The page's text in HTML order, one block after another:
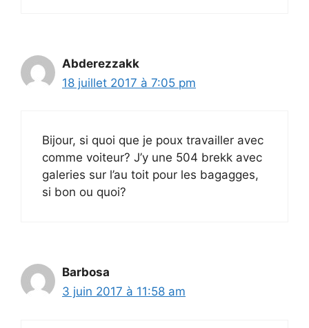
Abderezzakk
18 juillet 2017 à 7:05 pm
Bijour, si quoi que je poux travailler avec
comme voiteur? J’y une 504 brekk avec
galeries sur l’au toit pour les bagagges,
si bon ou quoi?
Barbosa
3 juin 2017 à 11:58 am